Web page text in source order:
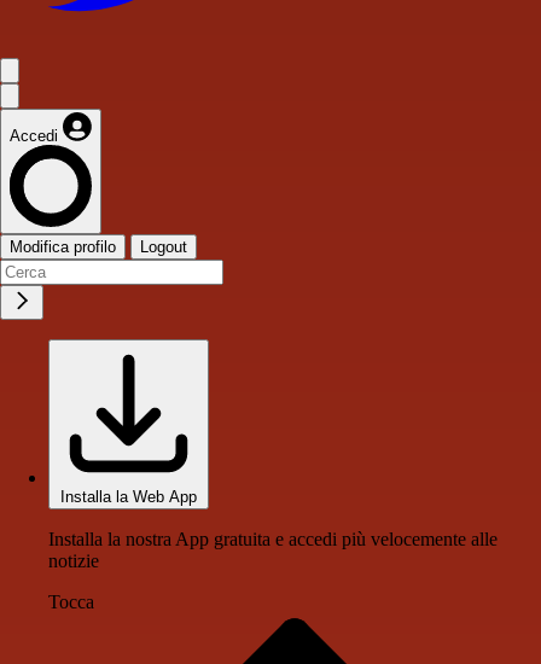
Accedi
Modifica profilo Logout
Installa la Web App
Installa la nostra App gratuita e accedi più velocemente alle
notizie
Tocca